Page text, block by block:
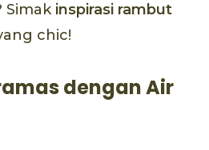
Simak inspirasi rambut
chic!
dengan Air